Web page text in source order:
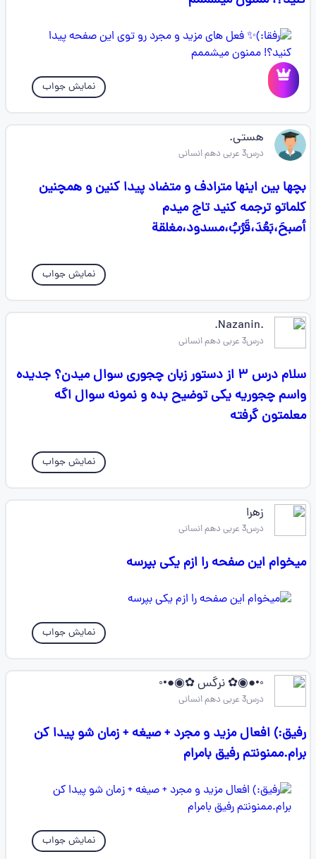
نمایش جواب
هستی.
درس3 عربی دهم انسانی
بچها بین اینها مترادف و متضاد پیدا کنین و همچنین
کلماتو ترجمه کنید تاج میدم
أصبحَ،بَعُدَ،قَرُبُ،مسدود،مغلقة
نمایش جواب
.Nazanin.
درس3 عربی دهم انسانی
سلام درس ۳ از دستور زبان چجوری سوال میدن؟ جدیده
واسم چجوریه یکی توضیح بده و نمونه سوال اگه
معلمتون گرفته
نمایش جواب
زهرا
درس3 عربی دهم انسانی
میخوام این صفحه را ازم یکی بپرسه
نمایش جواب
◦•●◉✿ نرگس ✿◉●•◦
درس3 عربی دهم انسانی
رفیق:) افعال مزید و مجرد + صیغه + زمان شو پیدا کن
برام.ممنونتم رفیق بامرام
نمایش جواب